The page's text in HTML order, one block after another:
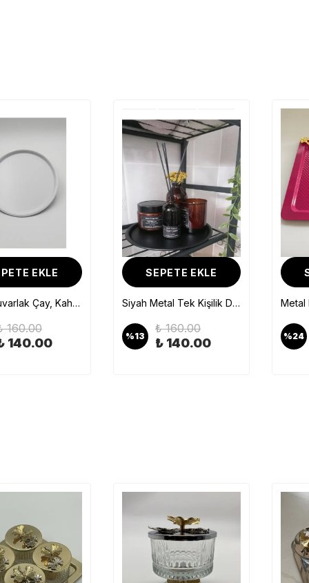
EKLE
2'li Paslanmaz Çelik Kahvaltı, Çay Ve Kahve Servis Sunum Tepsi, Çok Amaçlı Dekoratif Altlık Tepsi
SEPETE EKLE
Ayaklı Kare Kelebekli Siyah Kek, Kurabiye ve Pasta Sunum Tabağı, Servis Tepsisi
₺ 322.00 ₺